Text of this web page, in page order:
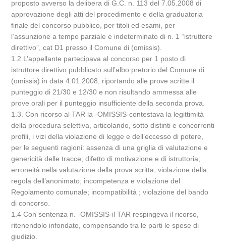
proposto avverso la delibera di G.C. n. 113 del 7.05.2008 di
approvazione degli atti del procedimento e della graduatoria
finale del concorso pubblico, per titoli ed esami, per
l’assunzione a tempo parziale e indeterminato di n. 1 “istruttore
direttivo”, cat D1 presso il Comune di (omissis).
1.2 L’appellante partecipava al concorso per 1 posto di
istruttore direttivo pubblicato sull’albo pretorio del Comune di
(omissis) in data 4.01.2008, riportando alle prove scritte il
punteggio di 21/30 e 12/30 e non risultando ammessa alle
prove orali per il punteggio insufficiente della seconda prova.
1.3. Con ricorso al TAR la -OMISSIS-contestava la legittimità
della procedura selettiva, articolando, sotto distinti e concorrenti
profili, i vizi della violazione di legge e dell’eccesso di potere,
per le seguenti ragioni: assenza di una griglia di valutazione e
genericità delle tracce; difetto di motivazione e di istruttoria;
erroneità nella valutazione della prova scritta; violazione della
regola dell’anonimato; incompetenza e violazione del
Regolamento comunale; incompatibilità ; violazione del bando
di concorso.
1.4 Con sentenza n. -OMISSIS-il TAR respingeva il ricorso,
ritenendolo infondato, compensando tra le parti le spese di
giudizio.